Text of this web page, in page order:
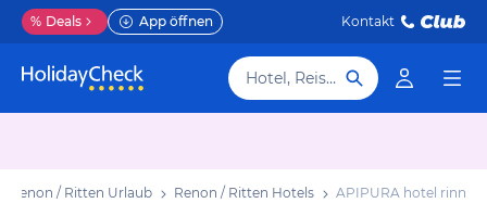
% Deals App öffnen Kontakt
Hotel, Reiseziel
Renon / Ritten Urlaub Renon / Ritten Hotels APIPURA hotel rinner